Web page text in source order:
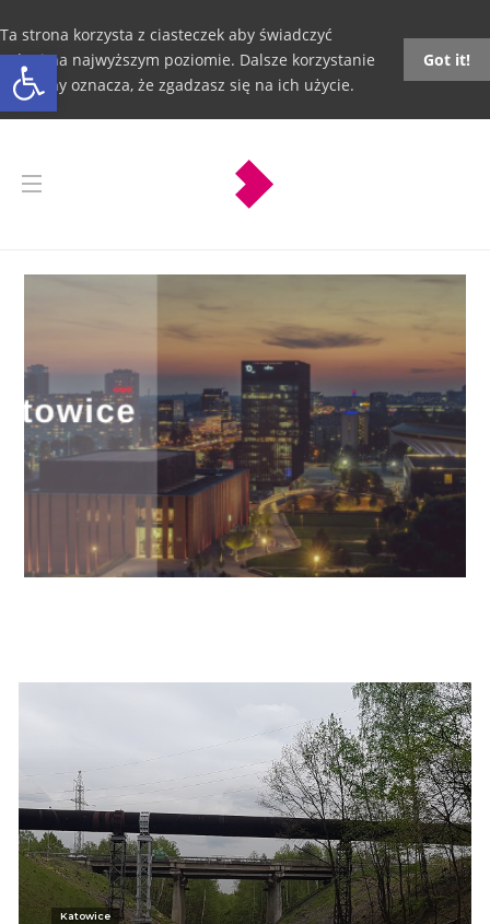
Otwórz pasek narzędzi
Ta strona korzysta z ciasteczek aby świadczyć
usługi na najwyższym poziomie. Dalsze korzystanie
ze strony oznacza, że zgadzasz się na ich użycie.
Got it!
Katowice
Katowice